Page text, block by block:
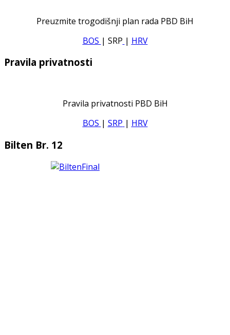
Preuzmite trogodišnji plan rada PBD BiH
BOS | SRP | HRV
Pravila privatnosti
Pravila privatnosti PBD BiH
BOS | SRP | HRV
Bilten Br. 12